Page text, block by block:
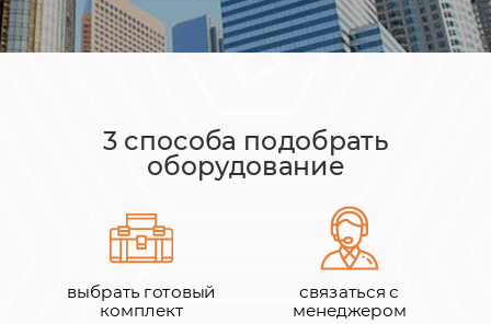
3 способа подобрать
оборудование
выбрать готовый
комплект
связаться с
менеджером